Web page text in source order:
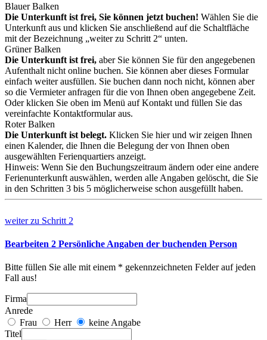
Blauer Balken
Die Unterkunft ist frei, Sie können jetzt buchen! Wählen Sie die
Unterkunft aus und klicken Sie anschließend auf die Schaltfläche
mit der Bezeichnung „weiter zu Schritt 2“ unten.
Grüner Balken
Die Unterkunft ist frei, aber Sie können Sie für den angegebenen
Aufenthalt nicht online buchen. Sie können aber dieses Formular
einfach weiter ausfüllen. Sie buchen dann noch nicht, können aber
so die Vermieter anfragen für die von Ihnen oben angegebene Zeit.
Oder klicken Sie oben im Menü auf Kontakt und füllen Sie das
vereinfachte Kontaktformular aus.
Roter Balken
Die Unterkunft ist belegt. Klicken Sie hier und wir zeigen Ihnen
einen Kalender, die Ihnen die Belegung der von Ihnen oben
ausgewählten Ferienquartiers anzeigt.
Hinweis: Wenn Sie den Buchungszeitraum ändern oder eine andere
Ferienunterkunft auswählen, werden alle Angaben gelöscht, die Sie
in den Schritten 3 bis 5 möglicherweise schon ausgefüllt haben.
weiter zu Schritt 2
Bearbeiten 2 Persönliche Angaben der buchenden Person
Bitte füllen Sie alle mit einem * gekennzeichneten Felder auf jeden
Fall aus!
Firma
Anrede
Frau
Herr
keine Angabe
Titel